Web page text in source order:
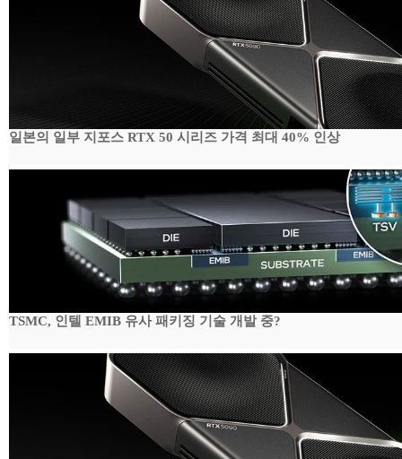
일본의 일부 지포스 RTX 50 시리즈 가격 최대 40% 인상
TSMC, 인텔 EMIB 유사 패키징 기술 개발 중?